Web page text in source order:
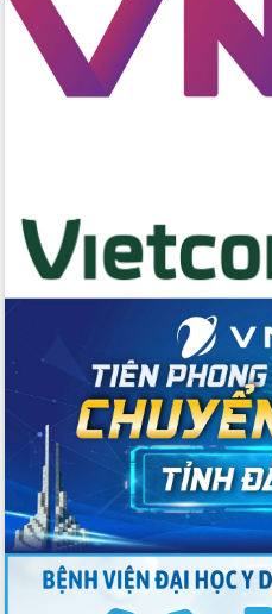
2026
Đẩy mạnh cải cách hành chính, quyết
tâm đạt được mục tiêu tăng trưởng
hai con số trong năm 2026
Nhân dân tỉnh
Bệnh án điện tử thúc đẩy chuyển đổi
số y tế tại Đắk Lắk
không gian tri thức trong thời đại số
Đánh giá, rút kinh nghiệm công tác tổ
chức diễn tập trước ngày bầu cử
Chương trình “Gặp gỡ hữu nghị –
Friendship Meeting New Year 2026”
Bầu cử Quốc hội và HĐND: Cử tri Đắk
Lắk gửi gắm niềm tin, kỳ vọng vào lá
phiếu
Đắk Lắk sẵn sàng các điều kiện cho
Ngày hội bầu cử đại biểu Quốc hội
khóa XVI và HĐND các cấp nhiệm kỳ